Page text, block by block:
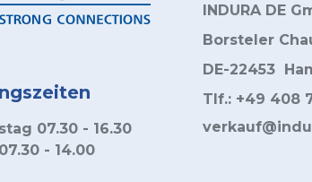
07.30 - 16.30
- 14.00
INDURA DE
Borsteler
DE-22453
Tlf.: +49 408